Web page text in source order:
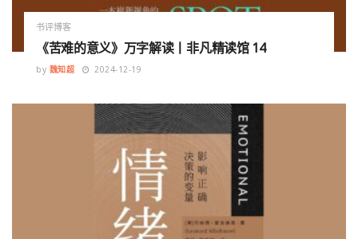
书评博客
《苦难的意义》万字解读丨非凡精读馆 14
by 魏知超 2024-12-19